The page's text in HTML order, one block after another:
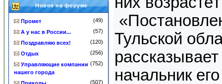
Новое на форуме
Промет
(49)
А у нас в России...
(57)
Поздравляю всех!
(120)
Отдых
(256)
Управляющие компании
нашего города
(752)
(507)
Тульской
начальник